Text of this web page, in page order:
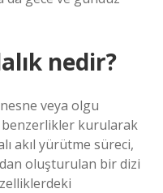
nedir?
veya olgu
benzerlikler kurularak
akıl yürütme süreci,
oluşturulan bir dizi